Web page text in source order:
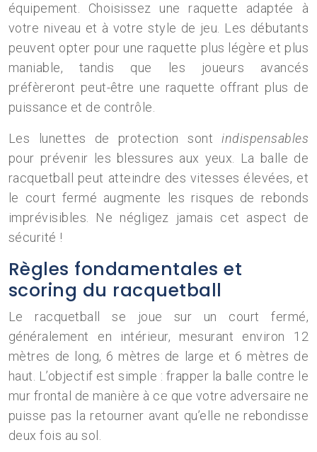
équipement. Choisissez une raquette adaptée à
votre niveau et à votre style de jeu. Les débutants
peuvent opter pour une raquette plus légère et plus
maniable, tandis que les joueurs avancés
préfèreront peut-être une raquette offrant plus de
puissance et de contrôle.
Les lunettes de protection sontindispensables
pour prévenir les blessures aux yeux. La balle de
racquetball peut atteindre des vitesses élevées, et
le court fermé augmente les risques de rebonds
imprévisibles. Ne négligez jamais cet aspect de
sécurité !
Règles fondamentales et
scoring du racquetball
Le racquetball se joue sur un court fermé,
généralement en intérieur, mesurant environ 12
mètres de long, 6 mètres de large et 6 mètres de
haut. L’objectif est simple : frapper la balle contre le
mur frontal de manière à ce que votre adversaire ne
puisse pas la retourner avant qu’elle ne rebondisse
deux fois au sol.